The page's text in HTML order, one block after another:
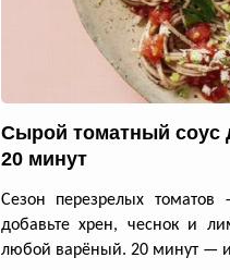
Сырой томатный соус
20 минут
Сезон перезрелых
добавьте хрен, чеснок и
любой варёный. 20 минут — и